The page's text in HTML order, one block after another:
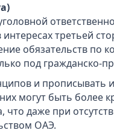
третьей
обязательств по
под гражданско-
и прописывать
могут быть более
даже при
ОАЭ.